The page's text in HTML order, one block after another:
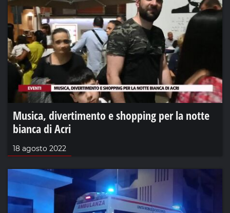
Musica, divertimento e shopping per la notte
bianca di Acri
18 agosto 2022